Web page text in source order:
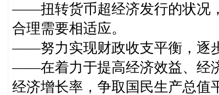
——扭转货币超经济发行的状况
合理需要相适应。
——努力实现财政收支平衡，逐
——在着力于提高经济效益、经
经济增长率，争取国民生产总值